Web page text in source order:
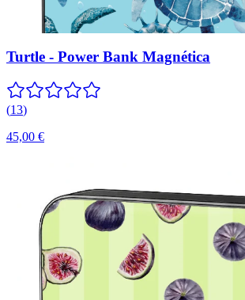
Turtle - Power Bank Magnética
(13)
45,00 €